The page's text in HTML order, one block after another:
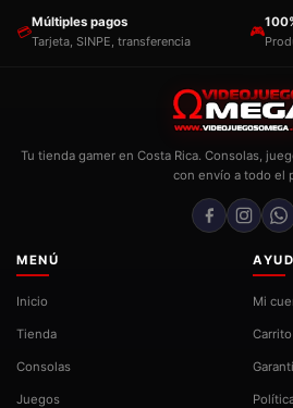
💳
Múltiples pagos
Tarjeta, SINPE, transferencia
🎮
Tu tienda gamer en Costa Rica. Consolas,
con envío a todo el
MENÚ
Inicio
Tienda
Consolas
Juegos
Mi
Carrito